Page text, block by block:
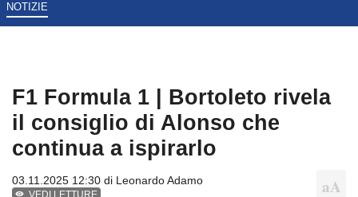
NOTIZIE
F1 Formula 1 | Bortoleto rivela
il consiglio di Alonso che
continua a ispirarlo
03.11.2025 12:30 di Leonardo Adamo
VEDI LETTURE